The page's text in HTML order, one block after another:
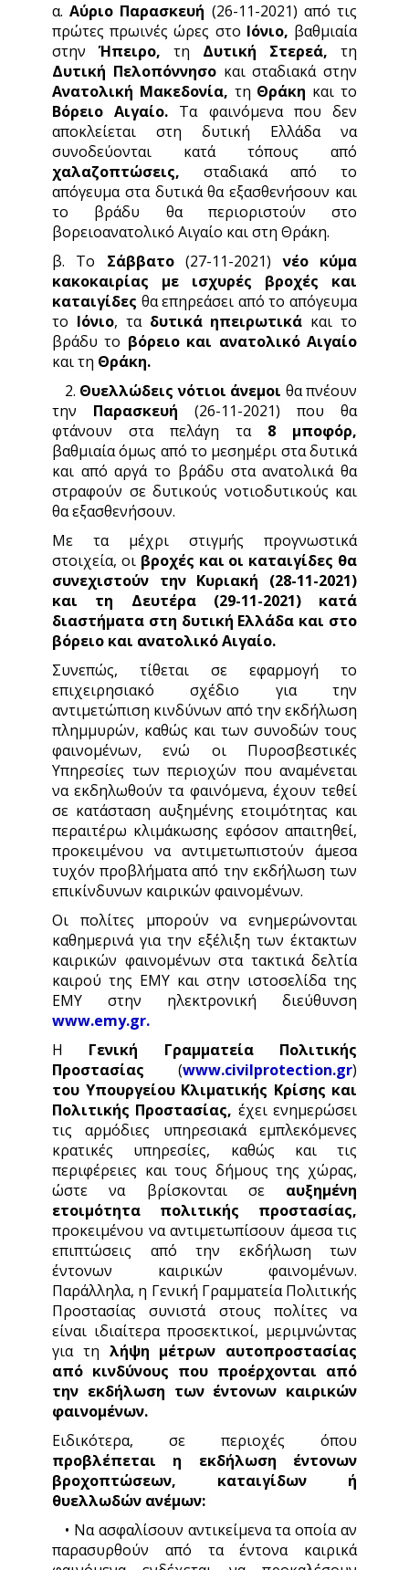
α.Αύριο Παρασκευή (26-11-2021) από τις
πρώτες πρωινές ώρες στο Ιόνιο, βαθμιαία
στηνΉπειρο, τη Δυτική Στερεά, τη
Δυτική Πελοπόννησοκαι σταδιακά στην
Ανατολική Μακεδονία, τη Θράκη και το
Βόρειο Αιγαίο. Τα φαινόμενα που δεν
αποκλείεται στη δυτική Ελλάδα να
συνοδεύονται κατά τόπους από
χαλαζοπτώσεις, σταδιακά από το
απόγευμα στα δυτικά θα εξασθενήσουν και
το βράδυ θα περιοριστούν στο
βορειοανατολικό Αιγαίο και στη Θράκη.
β. Το Σάββατο(27-11-2021)νέο κύμα
κακοκαιρίας με ισχυρές βροχές και
καταιγίδες θα επηρεάσει από το απόγευμα
το Ιόνιο, τα δυτικά ηπειρωτικά και το
βράδυ το βόρειο και ανατολικό Αιγαίο
και τη Θράκη.
2. Θυελλώδεις νότιοι άνεμοι θα πνέουν
την Παρασκευή (26-11-2021) που θα
φτάνουν στα πελάγη τα 8 μποφόρ,
βαθμιαία όμως από το μεσημέρι στα δυτικά
και από αργά το βράδυ στα ανατολικά θα
στραφούν σε δυτικούς νοτιοδυτικούς και
θα εξασθενήσουν.
Με τα μέχρι στιγμής προγνωστικά
στοιχεία, οι βροχές και οι καταιγίδες θα
συνεχιστούν την Κυριακή (28-11-2021)
και τη Δευτέρα (29-11-2021) κατά
διαστήματα στη δυτική Ελλάδα και στο
βόρειο και ανατολικό Αιγαίο.
Συνεπώς, τίθεται σε εφαρμογή το
επιχειρησιακό σχέδιο για την
αντιμετώπιση κινδύνων από την εκδήλωση
πλημμυρών, καθώς και των συνοδών τους
φαινομένων, ενώ οι Πυροσβεστικές
Υπηρεσίες των περιοχών που αναμένεται
να εκδηλωθούν τα φαινόμενα, έχουν τεθεί
σε κατάσταση αυξημένης ετοιμότητας και
περαιτέρω κλιμάκωσης εφόσον απαιτηθεί,
προκειμένου να αντιμετωπιστούν άμεσα
τυχόν προβλήματα από την εκδήλωση των
επικίνδυνων καιρικών φαινομένων.
Οι πολίτες μπορούν να ενημερώνονται
καθημερινά για την εξέλιξη των έκτακτων
καιρικών φαινομένων στα τακτικά δελτία
καιρού της ΕΜΥ και στην ιστοσελίδα της
ΕΜΥ στην ηλεκτρονική διεύθυνση
www.emy.gr.
Η Γενική Γραμματεία Πολιτικής
Προστασίας (www.civilprotection.gr)
του Υπουργείου Κλιματικής Κρίσης και
Πολιτικής Προστασίας, έχει ενημερώσει
τις αρμόδιες υπηρεσιακά εμπλεκόμενες
κρατικές υπηρεσίες, καθώς και τις
περιφέρειες και τους δήμους της χώρας,
ώστε να βρίσκονται σε αυξημένη
ετοιμότητα πολιτικής προστασίας,
προκειμένου να αντιμετωπίσουν άμεσα τις
επιπτώσεις από την εκδήλωση των
έντονων καιρικών φαινομένων.
Παράλληλα, η Γενική Γραμματεία Πολιτικής
Προστασίας συνιστά στους πολίτες να
είναι ιδιαίτερα προσεκτικοί, μεριμνώντας
για τη λήψη μέτρων αυτοπροστασίας
από κινδύνους που προέρχονται από
την εκδήλωση των έντονων καιρικών
φαινομένων.
Ειδικότερα, σε περιοχές όπου
προβλέπεται η εκδήλωση έντονων
βροχοπτώσεων, καταιγίδων ή
θυελλωδών ανέμων:
• Να ασφαλίσουν αντικείμενα τα οποία αν
παρασυρθούν από τα έντονα καιρικά